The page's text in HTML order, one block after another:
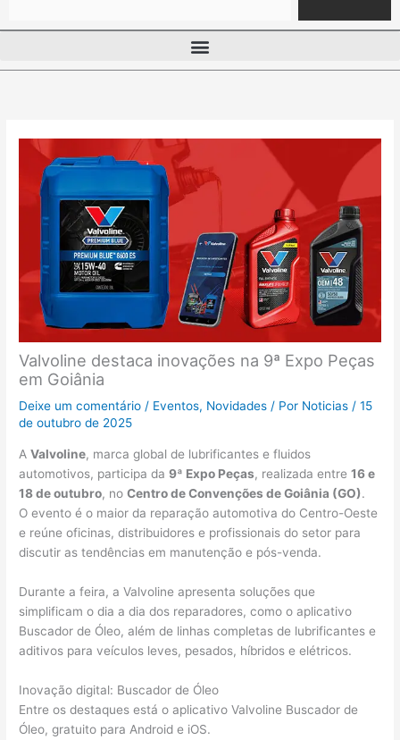
Valvoline destaca inovações na 9ª Expo Peças
em Goiânia
Deixe um comentário / Eventos, Novidades / Por Noticias /15
de outubro de 2025
AValvoline, marca global de lubrificantes e fluidos
automotivos, participa da9ª Expo Peças, realizada entre16 e
18 de outubro, noCentro de Convenções de Goiânia (GO).
O evento é o maior da reparação automotiva do Centro-Oeste
e reúne oficinas, distribuidores e profissionais do setor para
discutir as tendências em manutenção e pós-venda.
Durante a feira, a Valvoline apresenta soluções que
simplificam o dia a dia dos reparadores, como o aplicativo
Buscador de Óleo, além de linhas completas de lubrificantes e
aditivos para veículos leves, pesados, híbridos e elétricos.
Inovação digital: Buscador de Óleo
Entre os destaques está o aplicativo Valvoline Buscador de
Óleo, gratuito para Android e iOS.